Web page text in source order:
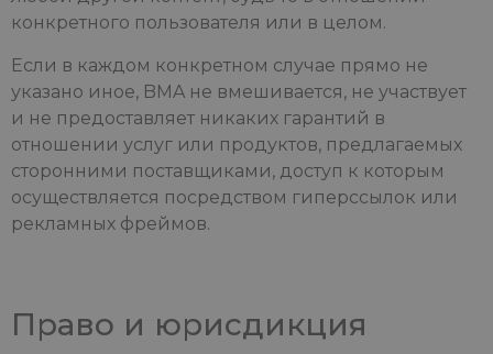
конкретного пользователя или в целом.
Если в каждом конкретном случае прямо не
указано иное, BMA не вмешивается, не участвует
и не предоставляет никаких гарантий в
отношении услуг или продуктов, предлагаемых
сторонними поставщиками, доступ к которым
осуществляется посредством гиперссылок или
рекламных фреймов.
Право и юрисдикция